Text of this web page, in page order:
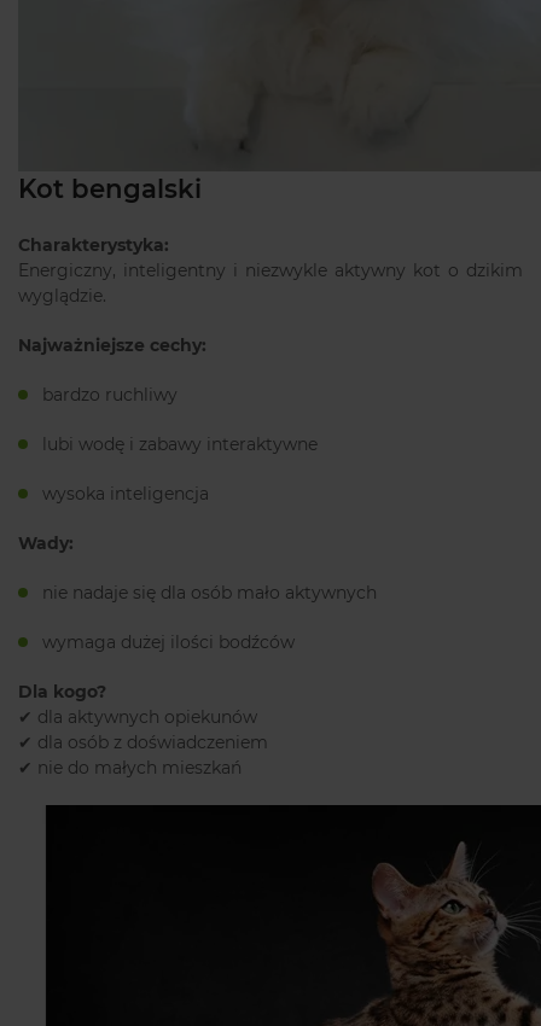
Kot bengalski
Charakterystyka:
Energiczny, inteligentny i niezwykle aktywny kot o dzikim
wyglądzie.
Najważniejsze cechy:
bardzo ruchliwy
lubi wodę i zabawy interaktywne
wysoka inteligencja
Wady:
nie nadaje się dla osób mało aktywnych
wymaga dużej ilości bodźców
Dla kogo?
✔ dla aktywnych opiekunów
✔ dla osób z doświadczeniem
✔ nie do małych mieszkań